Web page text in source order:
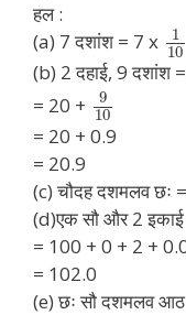
हल :
(a) 7 दशांश = 7 x
1
10
(b) 2 दहाई, 9 दशांश
= 20 +
9
10
= 20 + 0.9
= 20.9
(c) चौदह दशमलव छः
(d)एक सौ और 2 इकाई
= 100 + 0 + 2 +
= 102.0
(e) छः सौ दशमलव